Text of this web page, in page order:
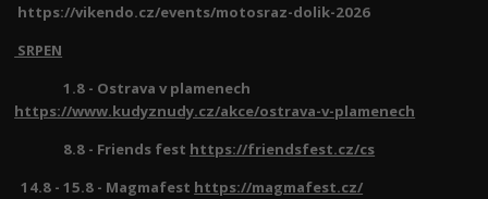
https://vikendo.cz/events/motosraz-dolik-2026
SRPEN
1.8 - Ostrava v plamenech
https://www.kudyznudy.cz/akce/ostrava-v-plamenech
8.8 - Friends fest https://friendsfest.cz/cs
14.8 - 15.8 - Magmafest https://magmafest.cz/